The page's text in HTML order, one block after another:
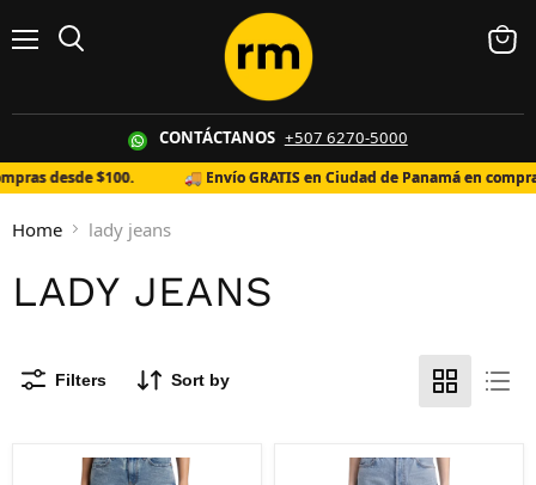
CONTÁCTANOS +507 6270-5000
desde $100. 🚚Envío GRATIS en Ciudad de Panamá en
Home lady jeans
LADY JEANS
Filters Sort by
Jeans Levi´s de Dama Bootcut Jeans Levi´s de Dama